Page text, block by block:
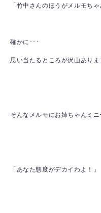
「竹中さんのほうがメルモち
確かに･･･
思い当たるところが沢山あり
そんなメルモにお姉ちゃんミ
「あなた態度がデカイわよ！」